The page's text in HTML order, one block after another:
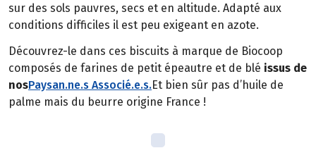
sur des sols pauvres, secs et en altitude. Adapté aux
conditions difficiles il est peu exigeant en azote.
Découvrez-le dans ces biscuits à marque de Biocoop
composés de farines de petit épeautre et de blé issus de
nosPaysan.ne.s Associé.e.s.Et bien sûr pas d’huile de
palme mais du beurre origine France !